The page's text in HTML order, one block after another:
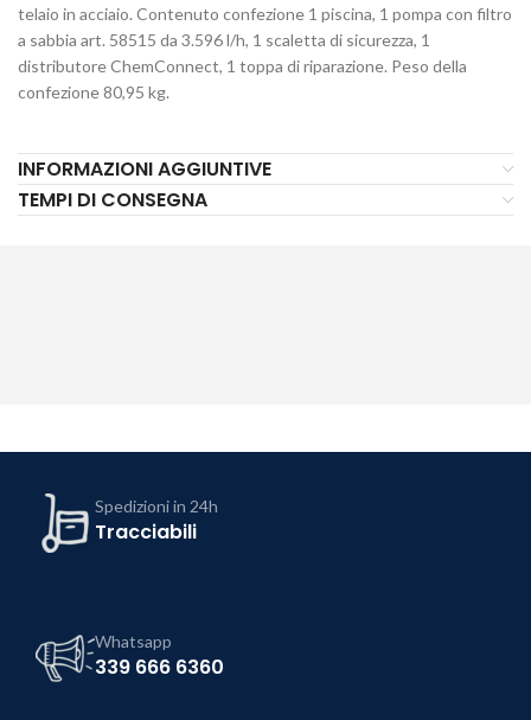
telaio in acciaio. Contenuto confezione 1 piscina, 1 pompa con filtro
a sabbia art. 58515 da 3.596 l/h, 1 scaletta di sicurezza, 1
distributore ChemConnect, 1 toppa di riparazione. Peso della
confezione 80,95 kg.
INFORMAZIONI AGGIUNTIVE
TEMPI DI CONSEGNA
Spedizioni in 24h
Tracciabili
Whatsapp
339 666 6360